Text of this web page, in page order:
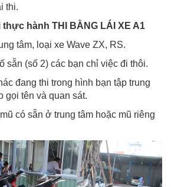
thi.
hành THI BẰNG LÁI XE A1
tâm, loại xe Wave ZX, RS.
sẵn (số 2) các bạn chỉ việc đi thôi.
đang thi trong hình bạn tập trung
gọi tên và quan sát.
có sẵn ở trung tâm hoặc mũ riêng